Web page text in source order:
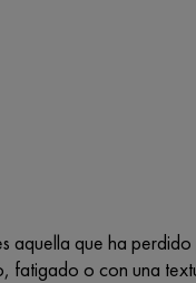
aquella que ha
fatigado o con una